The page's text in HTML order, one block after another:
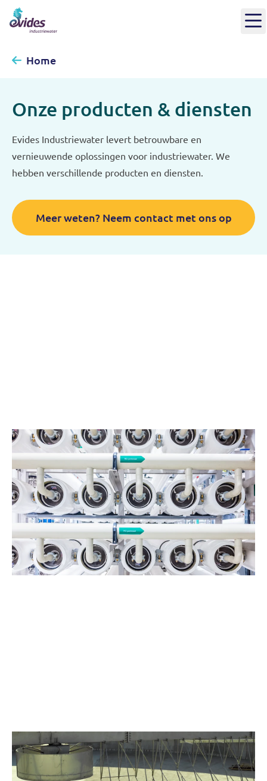
Home
Onze producten & diensten
Evides Industriewater levert betrouwbare en
vernieuwende oplossingen voor industriewater. We
hebben verschillende producten en diensten.
Meer weten? Neem contact met ons op
Industriewater
Voor iedere toepassing het juiste water. Wij leveren
industriewater in elke gewenste kwaliteit: van ruw water
tot ultra-zuiver demiwater. Betrouwbaar, duurzaam en
precies afgestemd op uw proces.
Alles over industriewater producten
Afvalwaterzuivering
Slimme zuivering voor elke waterstroom. Evides